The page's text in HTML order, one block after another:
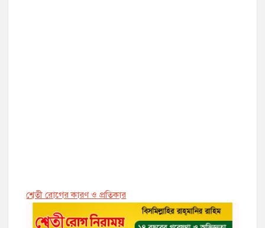
শ্বেতী রোগের কারণ ও প্রতিকার